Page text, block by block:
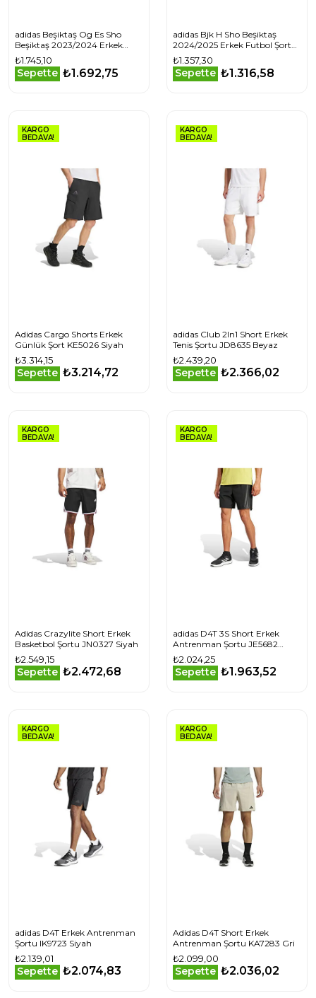
adidas Beşiktaş Og Es Sho
Beşiktaş 2023/2024 Erkek
Futbol Şortu IP1266 Siyah
₺1.745,10
Sepette ₺1.692,75
adidas Bjk H Sho Beşiktaş
2024/2025 Erkek Futbol Şortu
JD6268 Siyah
₺1.357,30
Sepette ₺1.316,58
KARGO
BEDAVA!
Adidas Cargo Shorts Erkek
Günlük Şort KE5026 Siyah
₺3.314,15
Sepette ₺3.214,72
KARGO
BEDAVA!
adidas Club 2In1 Short Erkek
Tenis Şortu JD8635 Beyaz
₺2.439,20
Sepette ₺2.366,02
KARGO
BEDAVA!
Adidas Crazylite Short Erkek
Basketbol Şortu JN0327 Siyah
₺2.549,15
Sepette ₺2.472,68
KARGO
BEDAVA!
adidas D4T 3S Short Erkek
Antrenman Şortu JE5682
Siyah
₺2.024,25
Sepette ₺1.963,52
KARGO
BEDAVA!
adidas D4T Erkek Antrenman
Şortu IK9723 Siyah
₺2.139,01
Sepette ₺2.074,83
KARGO
BEDAVA!
Adidas D4T Short Erkek
Antrenman Şortu KA7283 Gri
₺2.099,00
Sepette ₺2.036,02